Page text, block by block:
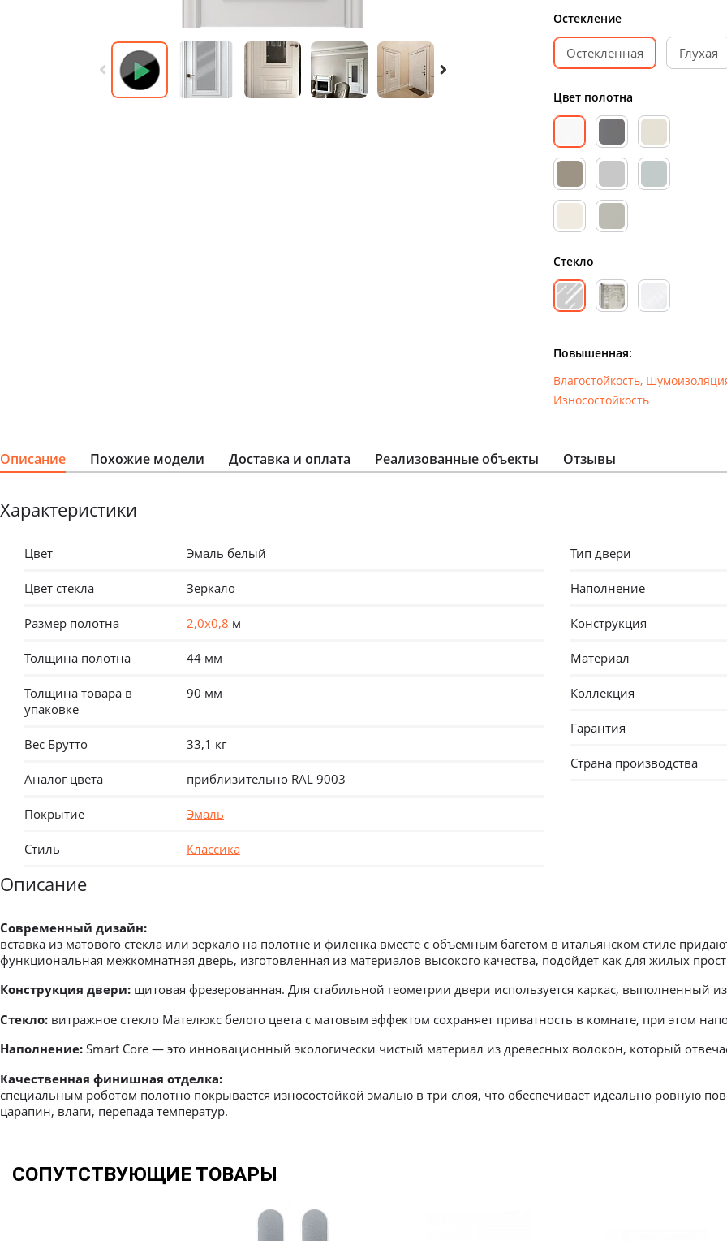
Межкомнатные двери
Межкомнатные двери
По покрытию
Остекление
Остекленная Глухая
Цвет полотна
Стекло
Повышенная:
Влагостойкость,
Износостойкость
Описание Похожие модели Доставка и оплата Реализованные объекты Отзывы
Характеристики
Цвет Эмаль белый
Цвет стекла Зеркало
Размер полотна 2,0х0,8 м
Толщина полотна 44 мм
Толщина товара в
упаковке
90 мм
Вес Брутто 33,1 кг
Аналог цвета приблизительно RAL 9003
Покрытие Эмаль
Стиль Классика
Тип двери
Наполнение
Конструкция
Материал
Коллекция
Гарантия
Страна производства
Описание
Современный дизайн:
вставка из матового стекла или зеркало на полотне и филенка вместе с объемным багетом в итальянском стиле
функциональная межкомнатная дверь, изготовленная из материалов высокого качества, подойдет как для жилых
Конструкция двери: щитовая фрезерованная. Для стабильной геометрии двери используется каркас, выполненный
Стекло: витражное стекло Мателюкс белого цвета с матовым эффектом сохраняет приватность в комнате, при этом
Наполнение: Smart Core — это инновационный экологически чистый материал из древесных волокон, который
Качественная финишная отделка:
специальным роботом полотно покрывается износостойкой эмалью в три слоя, что обеспечивает идеально ровную
царапин, влаги, перепада температур.
СОПУТСТВУЮЩИЕ ТОВАРЫ